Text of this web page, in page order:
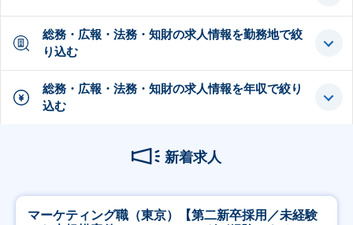
総務・広報・法務・知財の求人情報を勤務地で絞
り込む
総務・広報・法務・知財の求人情報を年収で絞り
込む
新着求人
マーケティング職（東京）【第二新卒採用／未経験